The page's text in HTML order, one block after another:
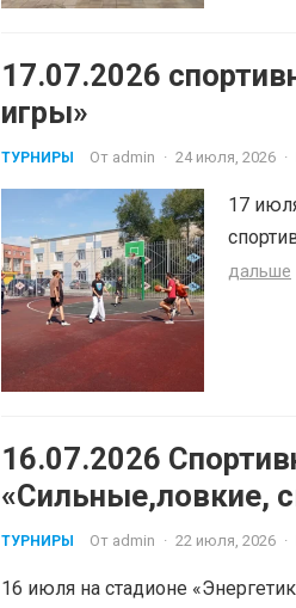
17.07.2026
игры»
ТУРНИРЫ От admin · 24 июля, 2026 ·
17
дальше
16.07.2026
«Сильные,ловкие,
ТУРНИРЫ От admin · 22 июля, 2026 ·
16 июля на стадионе